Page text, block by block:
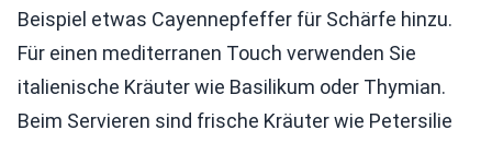
Beispiel etwas Cayennepfeffer für Schärfe hinzu.
Für einen mediterranen Touch verwenden Sie
italienische Kräuter wie Basilikum oder Thymian.
Beim Servieren sind frische Kräuter wie Petersilie